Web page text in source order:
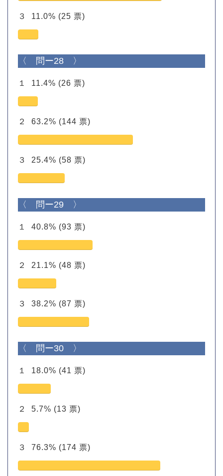
３ 11.0% (25 票)
〈 問ー28 〉
１ 11.4% (26 票)
２ 63.2% (144 票)
３ 25.4% (58 票)
〈 問ー29 〉
１ 40.8% (93 票)
２ 21.1% (48 票)
３ 38.2% (87 票)
〈 問ー30 〉
１ 18.0% (41 票)
２ 5.7% (13 票)
３ 76.3% (174 票)